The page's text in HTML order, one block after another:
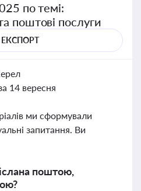
по темі:
поштові послуги
ЕКСПОРТ
14 вересня
ми сформували
запитання. Ви
поштою,